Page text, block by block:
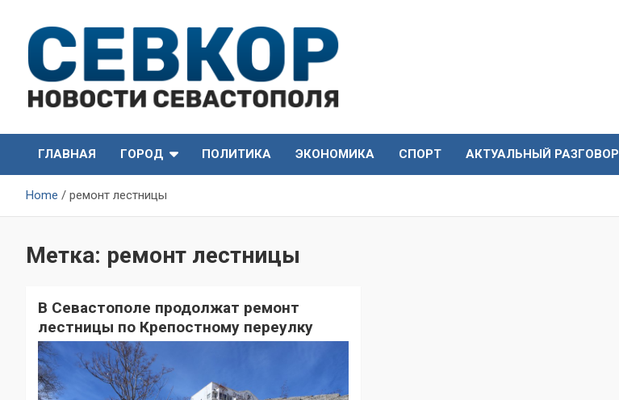
content
СевКор — Новости
Севастополя
Севастополя
ГЛАВНАЯ
ГОРОД ПОЛИТИКА ЭКОНОМИКА СПОРТ АКТУАЛЬНЫЙ РАЗГОВОР
Home ремонт лестницы
Метка: ремонт лестницы
В Севастополе продолжат ремонт
лестницы по Крепостному переулку